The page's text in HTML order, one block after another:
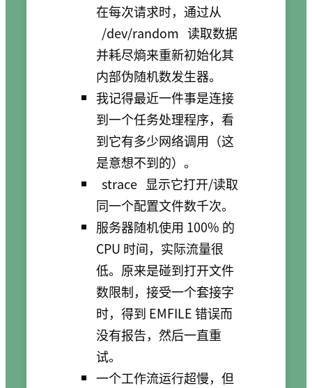
在每次请求时，通过从
/dev/random 读取数据
并耗尽熵来重新初始化其
内部伪随机数发生器。
我记得最近一件事是连接
到一个任务处理程序，看
到它有多少网络调用（这
是意想不到的）。
strace 显示它打开/读取
同一个配置文件数千次。
服务器随机使用 100% 的
CPU 时间，实际流量很
低。原来是碰到打开文件
数限制，接受一个套接字
时，得到 EMFILE 错误而
没有报告，然后一直重
试。
一个工作流运行超慢，但